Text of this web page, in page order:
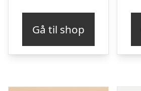
Gå til shop